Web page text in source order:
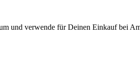
und verwende für Deinen Einkauf bei